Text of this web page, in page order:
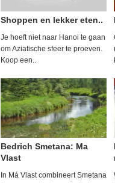
Shoppen en lekker eten..
Je hoeft niet naar Hanoi te gaan
om Aziatische sfeer te proeven.
Koop een..
Bedrich Smetana: Ma
Vlast
In Má Vlast combineert Smetana